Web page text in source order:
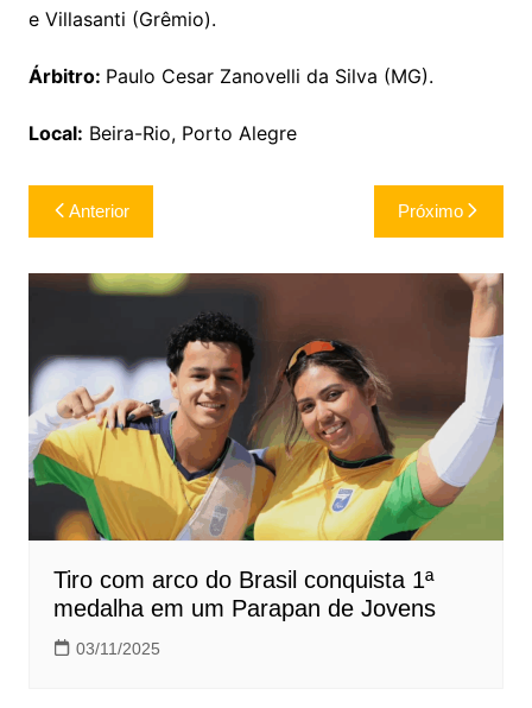
e Villasanti (Grêmio).
Árbitro: Paulo Cesar Zanovelli da Silva (MG).
Local: Beira-Rio, Porto Alegre
Navegação
de
Post
Anterior Próximo
Tiro com arco do Brasil conquista 1ª
medalha em um Parapan de Jovens
03/11/2025